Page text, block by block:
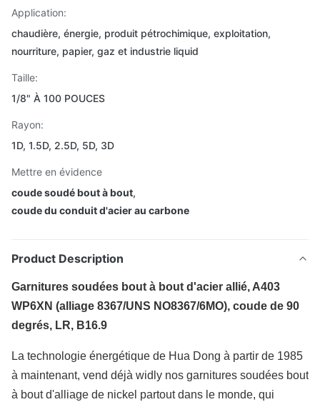
Application:
chaudière, énergie, produit pétrochimique, exploitation,
nourriture, papier, gaz et industrie liquid
Taille:
1/8" À 100 POUCES
Rayon:
1D, 1.5D, 2.5D, 5D, 3D
Mettre en évidence
coude soudé bout à bout,
coude du conduit d'acier au carbone
Product Description
Garnitures soudées bout à bout d'acier allié, A403
WP6XN (alliage 8367/UNS NO8367/6MO), coude de 90
degrés, LR, B16.9
La technologie énergétique de Hua Dong à partir de 1985
à maintenant, vend déjà widly nos garnitures soudées bout
à bout d'alliage de nickel partout dans le monde, qui